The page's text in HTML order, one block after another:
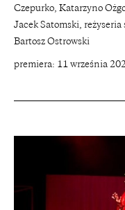
Czepurko, Katarzyno
Jacek Satomski,
Bartosz Ostrowski
premiera: 11 września